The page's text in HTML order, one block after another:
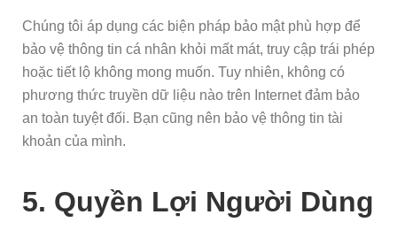
Chúng tôi áp dụng các biện pháp bảo mật phù hợp để
bảo vệ thông tin cá nhân khỏi mất mát, truy cập trái phép
hoặc tiết lộ không mong muốn. Tuy nhiên, không có
phương thức truyền dữ liệu nào trên Internet đảm bảo
an toàn tuyệt đối. Bạn cũng nên bảo vệ thông tin tài
khoản của mình.
5. Quyền Lợi Người Dùng